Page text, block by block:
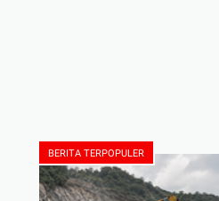
BERITA TERPOPULER